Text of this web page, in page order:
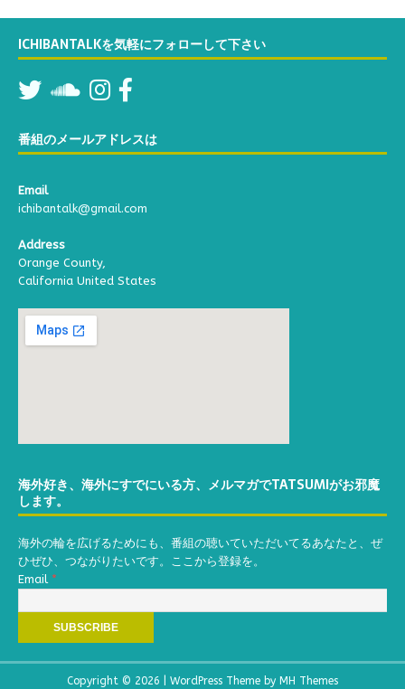
なTatsumiが関西弁でカリ
フォルニアよりお届けする
６０分の対談番組。お楽し
みください
ICHIBANTALKを気軽にフォローして下さい
番組のメールアドレスは
Email
ichibantalk@gmail.com
Address
Orange County,
California United States
海外好き、海外にすでにいる方、メルマガでTATSUMIがお邪魔
します。
海外の輪を広げるためにも、番組の聴いていただいてるあなたと、ぜ
ひぜひ、つながりたいです。ここから登録を。
Email *
Copyright © 2026 | WordPress Theme by MH Themes